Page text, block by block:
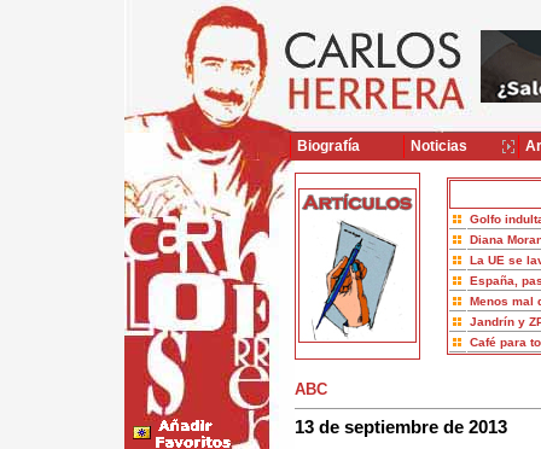
Golfo
Diana
La UE se
España,
Menos mal
Jandrín y
Café para
ABC
13 de septiembre de 2013
Biografía Noticias